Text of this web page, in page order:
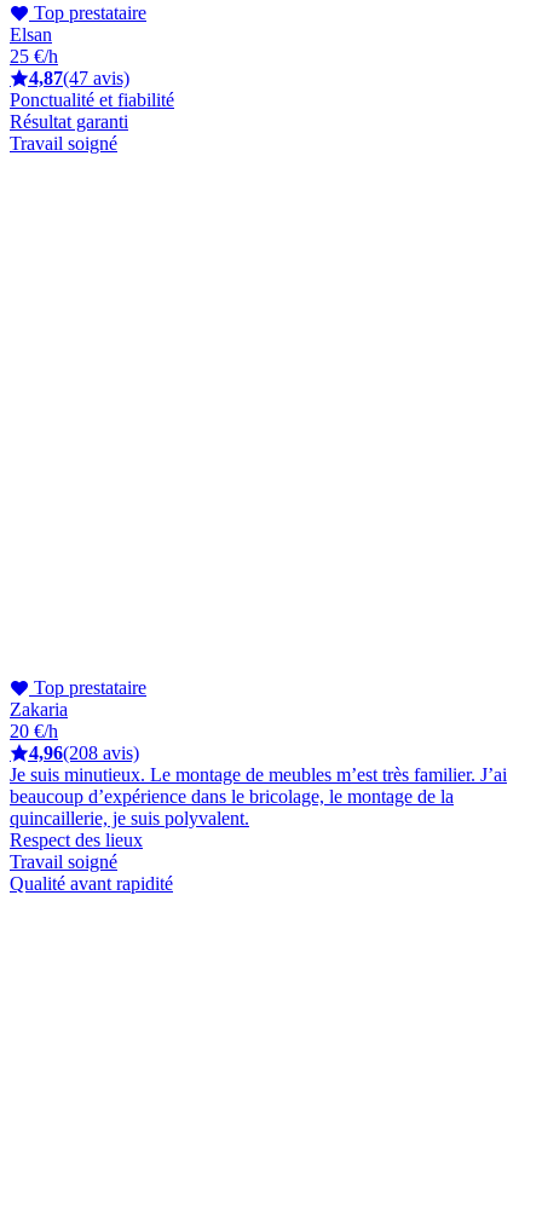
Top prestataire
Elsan
25 €/h
4,87(47 avis)
Ponctualité et fiabilité
Résultat garanti
Travail soigné
Top prestataire
Zakaria
20 €/h
4,96(208 avis)
Je suis minutieux. Le montage de meubles m’est très familier. J’ai
beaucoup d’expérience dans le bricolage, le montage de la
quincaillerie, je suis polyvalent.
Respect des lieux
Travail soigné
Qualité avant rapidité